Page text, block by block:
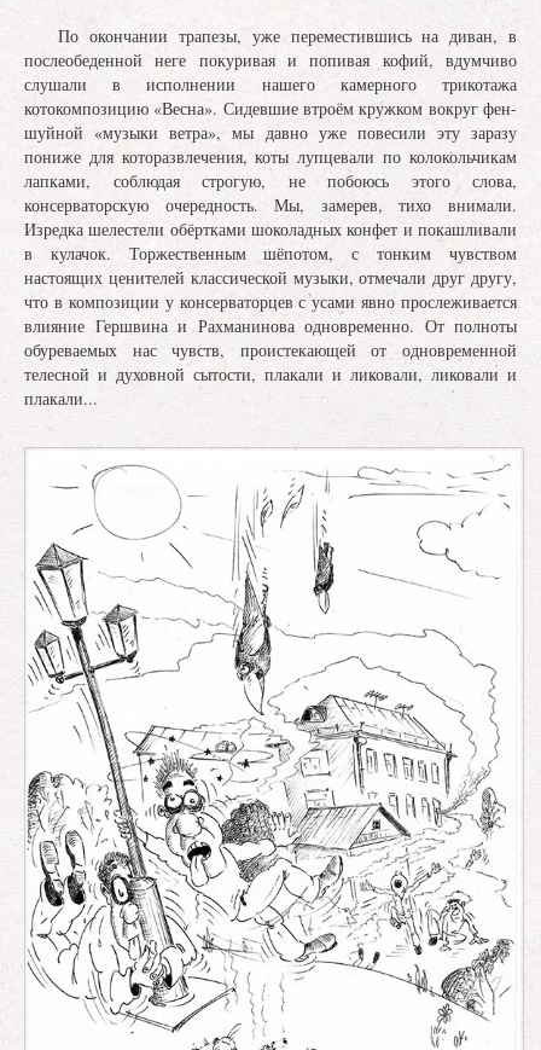
По окончании трапезы, уже переместившись на диван, в
послеобеденной неге покуривая и попивая кофий, вдумчиво
слушали в исполнении нашего камерного трикотажа
котокомпозицию «Весна». Сидевшие втроём кружком вокруг фен-
шуйной «музыки ветра», мы давно уже повесили эту заразу
пониже для которазвлечения, коты лупцевали по колокольчикам
лапками, соблюдая строгую, не побоюсь этого слова,
консерваторскую очередность. Мы, замерев, тихо внимали.
Изредка шелестели обёртками шоколадных конфет и покашливали
в кулачок. Торжественным шёпотом, с тонким чувством
настоящих ценителей классической музыки, отмечали друг другу,
что в композиции у консерваторцев с усами явно прослеживается
влияние Гершвина и Рахманинова одновременно. От полноты
обуреваемых нас чувств, проистекающей от одновременной
телесной и духовной сытости, плакали и ликовали, ликовали и
плакали...